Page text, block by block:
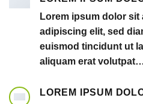
Lorem ipsum dolor sit
adipiscing elit, sed
euismod tincidunt ut
aliquam erat
LOREM IPSUM